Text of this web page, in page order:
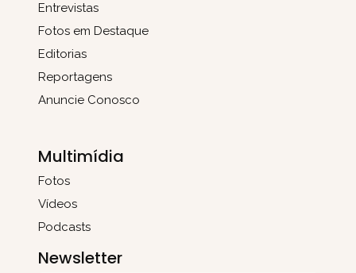
Entrevistas
Fotos em Destaque
Editorias
Reportagens
Anuncie Conosco
Multimídia
Fotos
Vídeos
Podcasts
Newsletter